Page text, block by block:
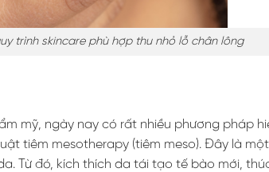
trình skincare phù hợp thu nhỏ lỗ chân lông
mỹ, ngày nay có rất nhiều phương pháp
tiêm mesotherapy (tiêm meso). Đây là
Từ đó, kích thích da tái tạo tế bào mới,